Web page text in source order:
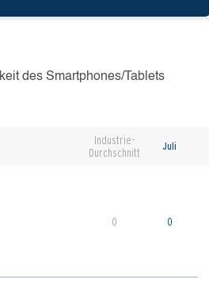
des Smartphones/Tablets
Industrie-
Durchschnitt
Juli
0 0